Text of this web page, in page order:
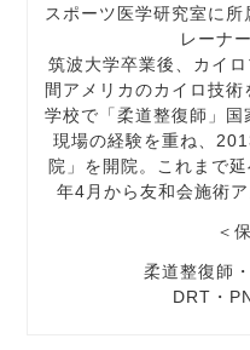
スポーツ医学研究室に
レーナ
筑波大学卒業後、カイ
間アメリカのカイロ技
学校で「柔道整復師」
現場の経験を重ね、
院」を開院。これまで
年4月から友和会施術
＜
柔道整復師
DRT・